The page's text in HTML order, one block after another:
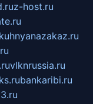
z-host.ru
vlknrussia.ru
bankaribi.ru